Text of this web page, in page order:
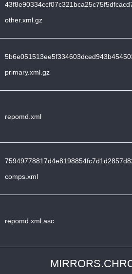
other.xml.gz
primary.xml.gz
repomd.xml
comps.xml
repomd.xml.asc